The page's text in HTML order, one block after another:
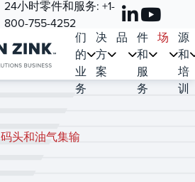
24小时零件和服务: +1-
800-755-4252我
们
的
业
务
决
方
案
产
品
零
件
和
服
务
市
场
源
和
培
训
码头和油气集输